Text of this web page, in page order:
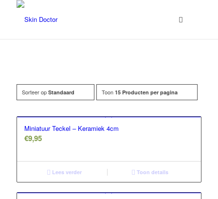
Prijs
Sorteer op Standaard Toon 15 Producten per pagina
Miniatuur Teckel – Keramiek 4cm
€9,95
Lees verder Toon details